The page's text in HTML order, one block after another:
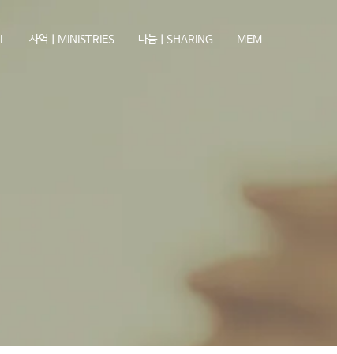
사역ㅣMINISTRIES 나눔ㅣSHARING MEM